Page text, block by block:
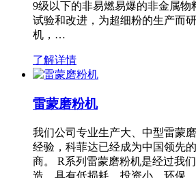
9级以下的非易燃易爆的非金属物
试验和改进，为超细粉的生产而
机，…
了解详情
雷蒙磨粉机
我们公司专业生产大、中型雷蒙
经验，科菲达已经成为中国领先
商。 R系列雷蒙磨粉机是经过我
造，具有低损耗、投资小、环保